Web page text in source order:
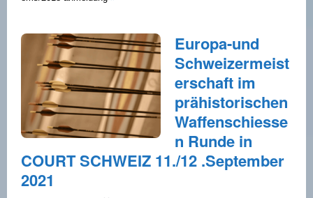
Europa-und
Schweizermeist
erschaft im
prähistorischen
Waffenschiesse
n Runde in
COURT SCHWEIZ 11./12 .September
2021